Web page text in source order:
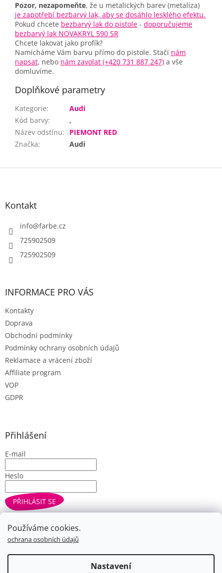
Používáme cookies.
ochrana osobních údajů
Nastavení
Pozor, nezapomeňte, že u metalických barev (metalíza)
je zapotřebí bezbarvý lak, aby se dosáhlo lesklého efektu.
Pokud chcete bezbarvý lak do pistole - doporučujeme
bezbarvý lak NOVAKRYL 590 SR
Chcete lakovat jako profík?
Namícháme Vám barvu přímo do pistole. Stačí nám
napsat, nebo nám zavolat (+420 731 887 247) a vše
domluvíme.
Doplňkové parametry
Kategorie:
Audi
Kód barvy:
,
Název odstínu:
PIEMONT RED
Značka: Audi
Z
Kontakt
info@farbe.cz
725902509
725902509
INFORMACE PRO VÁS
Kontakty
Doprava
Obchodní podmínky
Podmínky ochrany osobních údajů
Reklamace a vrácení zboží
Affiliate program
VOP
GDPR
Přihlášení
E-mail
Heslo
PŘIHLÁSIT SE
Nová registraceZapomenuté heslo